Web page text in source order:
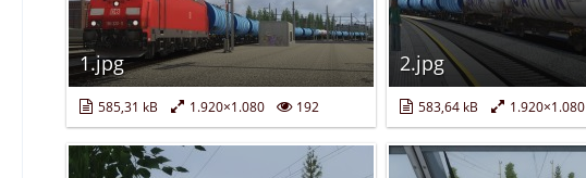
1.jpg
585,31 kB 1.920×1.080 192
2.jpg
583,64 kB 1.920×1.080